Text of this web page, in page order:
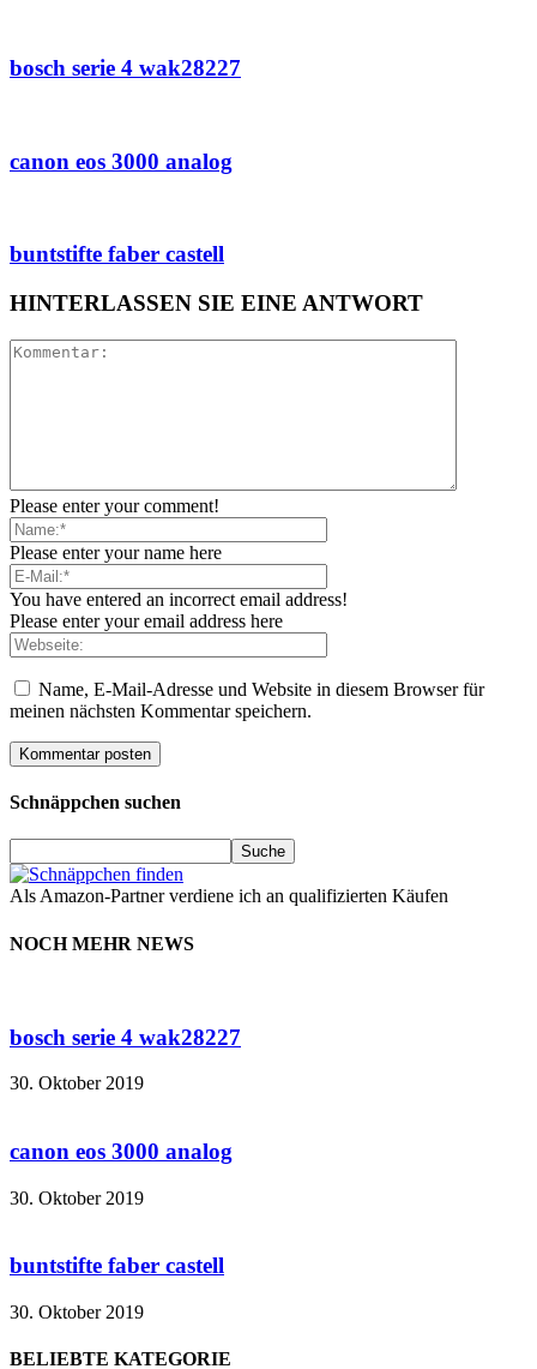
bosch serie 4 wak28227
canon eos 3000 analog
buntstifte faber castell
HINTERLASSEN SIE EINE ANTWORT
Please enter your comment!
Please enter your name here
You have entered an incorrect email address!
Please enter your email address here
Name, E-Mail-Adresse und Website in diesem Browser für
meinen nächsten Kommentar speichern.
Schnäppchen suchen
Als Amazon-Partner verdiene ich an qualifizierten Käufen
NOCH MEHR NEWS
bosch serie 4 wak28227
30. Oktober 2019
canon eos 3000 analog
30. Oktober 2019
buntstifte faber castell
30. Oktober 2019
BELIEBTE KATEGORIE